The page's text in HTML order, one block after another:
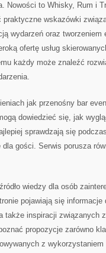
Nowości to Whisky, Rum i
praktyczne wskazówki
wydarzeń oraz tworzeniem
ofertę usług
każdy może znaleźć
jak przenośny bar
dowiedzieć się, jak
sprawdzają się
gości. Serwis porusza
wiedzy dla osób
pojawiają się
także inspiracji związanych
propozycje zarówno
z